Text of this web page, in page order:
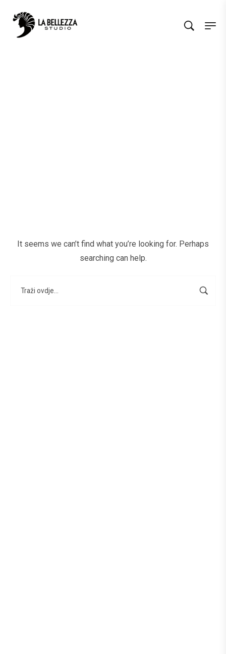
It seems we can’t find what you’re looking for. Perhaps
searching can help.